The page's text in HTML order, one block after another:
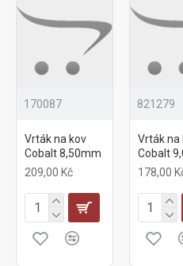
170087
Vrták na kov
Cobalt 8,50mm
209,00 Kč
821279
Vrták na
Cobalt
178,00